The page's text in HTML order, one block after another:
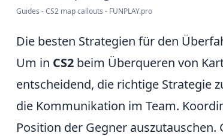
Guides - CS2 map callouts - FUNPLAY.pro
Die besten Strategien für den
Um in CS2 beim Überqueren von
entscheidend, die richtige Strategie
die Kommunikation im Team.
Position der Gegner